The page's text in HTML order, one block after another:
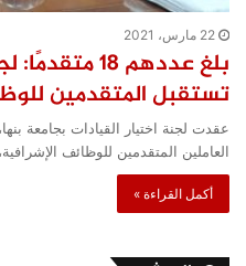
22 مارس، 2021
بلغ عددهم
تستقبل المتقدمين
عقدت لجنة اختيار القيادات بجامعة
العاملين المتقدمين للوظائف
أكمل القراءة »